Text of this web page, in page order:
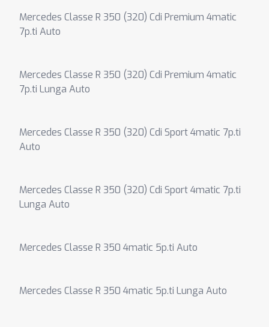
Mercedes Classe R 350 (320) Cdi Premium 4matic
7p.ti Auto
Mercedes Classe R 350 (320) Cdi Premium 4matic
7p.ti Lunga Auto
Mercedes Classe R 350 (320) Cdi Sport 4matic 7p.ti
Auto
Mercedes Classe R 350 (320) Cdi Sport 4matic 7p.ti
Lunga Auto
Mercedes Classe R 350 4matic 5p.ti Auto
Mercedes Classe R 350 4matic 5p.ti Lunga Auto